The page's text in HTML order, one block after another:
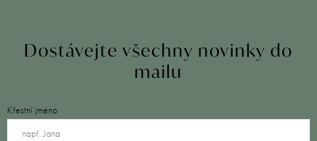
Dostávejte všechny novinky do
mailu
Křestní jméno